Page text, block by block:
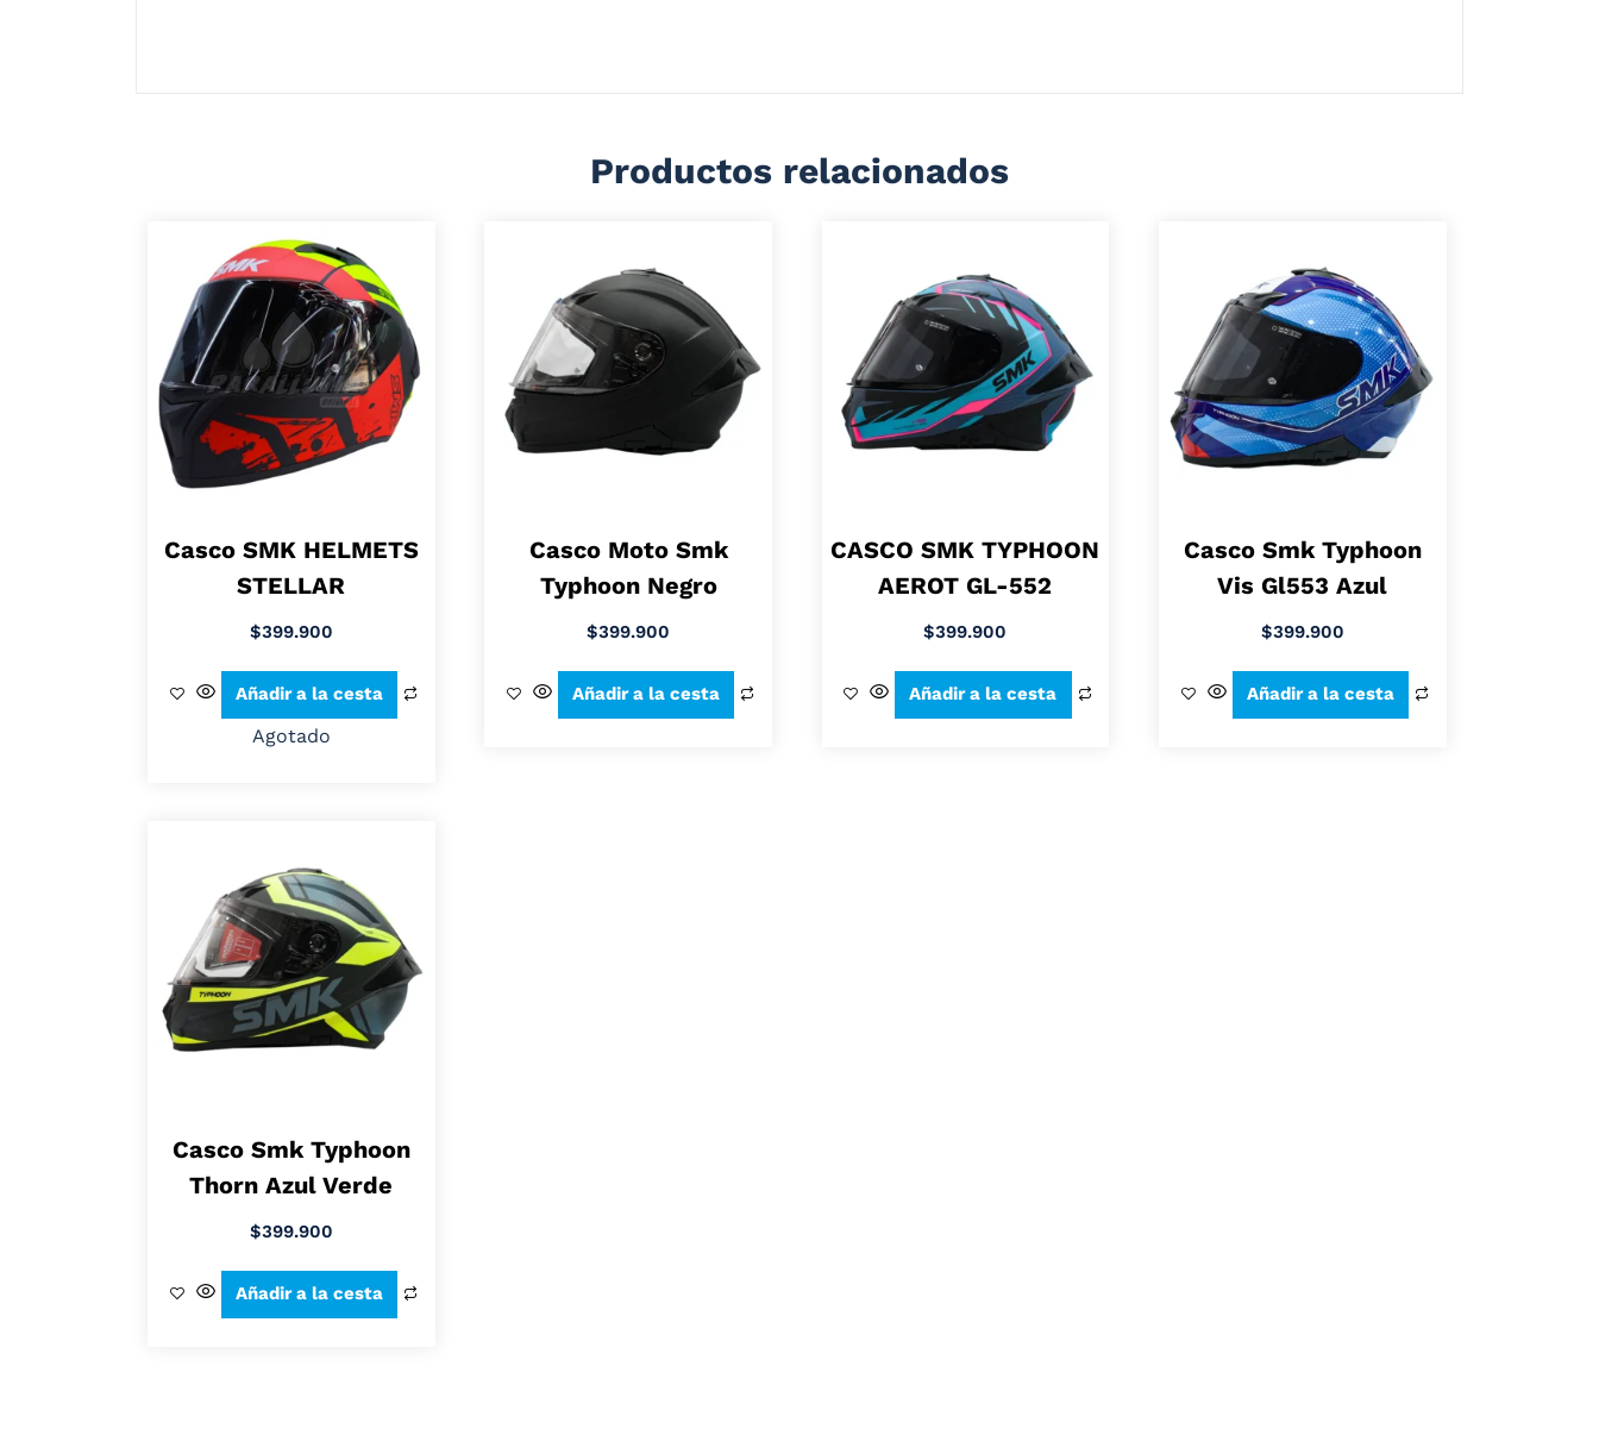
Productos relacionados
Casco SMK HELMETS
STELLAR
$399.900
Añadir a la cesta
Agotado
Casco Moto Smk
Typhoon Negro
$399.900
Añadir a la cesta
CASCO SMK TYPHOON
AEROT GL-552
$399.900
Añadir a la cesta
Casco Smk Typhoon
Vis Gl553 Azul
$399.900
Añadir a la cesta
Casco Smk Typhoon
Thorn Azul Verde
$399.900
Añadir a la cesta